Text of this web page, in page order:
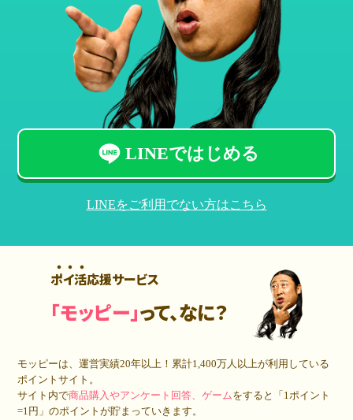
LINEではじめる
LINEをご利用でない方はこちら
ポイ活応援サービス
「モッピー」って、なに？
モッピーは、運営実績20年以上！累計1,400万人 以上が利用している
ポイントサイト。
サイト内で商品購入やアンケート回答、ゲームをすると「1ポイント
=1円」のポイントが貯まっていきます。